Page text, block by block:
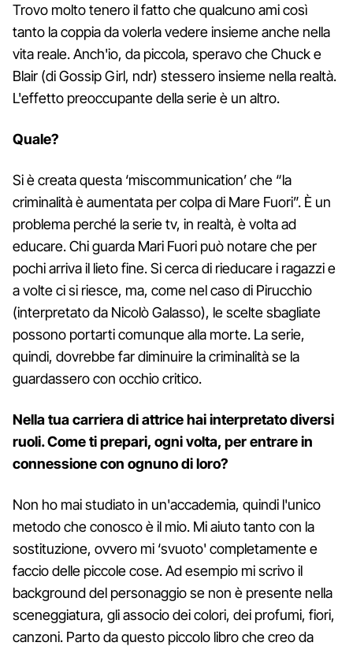
Trovo molto tenero il fatto che qualcuno ami così
tanto la coppia da volerla vedere insieme anche nella
vita reale. Anch'io, da piccola, speravo che Chuck e
Blair (di Gossip Girl, ndr) stessero insieme nella realtà.
L'effetto preoccupante della serie è un altro.
Quale?
Si è creata questa ‘miscommunication’ che “la
criminalità è aumentata per colpa di Mare Fuori”. È un
problema perché la serie tv, in realtà, è volta ad
educare. Chi guarda Mari Fuori può notare che per
pochi arriva il lieto fine. Si cerca di rieducare i ragazzi e
a volte ci si riesce, ma, come nel caso di Pirucchio
(interpretato da Nicolò Galasso), le scelte sbagliate
possono portarti comunque alla morte. La serie,
quindi, dovrebbe far diminuire la criminalità se la
guardassero con occhio critico.
Nella tua carriera di attrice hai interpretato diversi
ruoli. Come ti prepari, ogni volta, per entrare in
connessione con ognuno di loro?
Non ho mai studiato in un'accademia, quindi l'unico
metodo che conosco è il mio. Mi aiuto tanto con la
sostituzione, ovvero mi ‘svuoto' completamente e
faccio delle piccole cose. Ad esempio mi scrivo il
background del personaggio se non è presente nella
sceneggiatura, gli associo dei colori, dei profumi, fiori,
canzoni. Parto da questo piccolo libro che creo da